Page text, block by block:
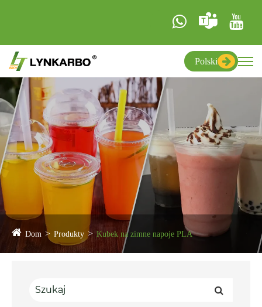
Polski
Dom Produkty Kubek na zimne napoje PLA